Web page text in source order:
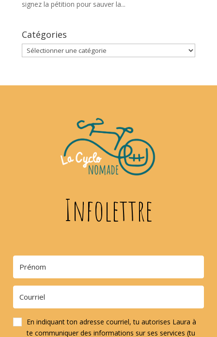
signez la pétition pour sauver la...
Catégories
Catégories
Infolettre
En indiquant ton adresse courriel, tu autorises Laura à
te communiquer des informations sur ses services (tu